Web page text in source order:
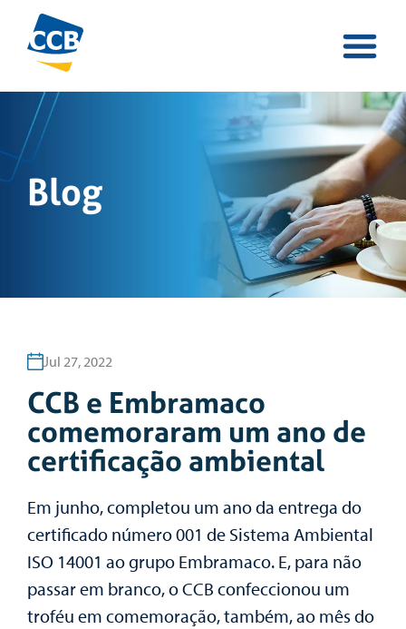
Blog
Jul 27, 2022
CCB e Embramaco
comemoraram um ano de
certificação ambiental
Em junho, completou um ano da entrega do
certificado número 001 de Sistema Ambiental
ISO 14001 ao grupo Embramaco. E, para não
passar em branco, o CCB confeccionou um
troféu em comemoração, também, ao mês do